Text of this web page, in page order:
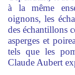
à la même
oignons, les
des échantillons
asperges et
tels que les
Claude Aubert